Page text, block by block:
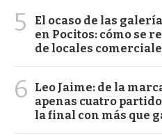
5
El ocaso de las
en Pocitos: cómo se
de locales
6
Leo Jaime: de la
apenas cuatro
la final con más que